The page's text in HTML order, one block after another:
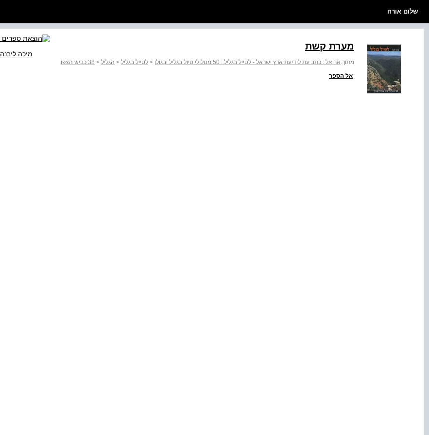
שלום אורח
מערת קשת
מתוך:אריאל : כתב עת לידיעת ארץ ישראל - לטייל בגליל : 50 מסלולי טיול בגליל ובגולן > לטייל בגליל > הגליל > 38 כביש הצפון
אל הספר
מיכה ליבנה